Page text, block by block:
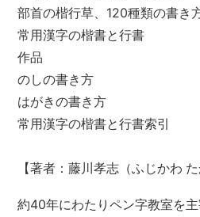
部首の楷行草、120種類の書き
常用漢字の楷書と行書
作品
のしの書き方
はがきの書き方
常用漢字の楷書と行書索引
【著者：藤川孝志（ふじかわ た
約40年にわたりペン字教室を